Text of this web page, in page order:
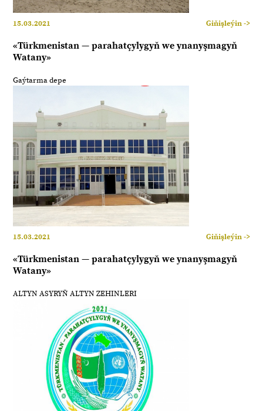
15.03.2021 Giňişleýin ->
«Türkmenistan — parahatçylygyň we ynanyşmagyň
Watany»
Gaýtarma depe
15.03.2021 Giňişleýin ->
«Türkmenistan — parahatçylygyň we ynanyşmagyň
Watany»
ALTYN ASYRYŇ ALTYN ZEHINLERI